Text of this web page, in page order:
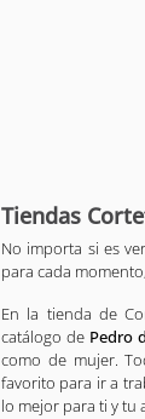
Tiendas
No importa si es
para cada
En la tienda de
catálogo de Pedro
como de mujer.
favorito para ir a
lo mejor para ti y tu